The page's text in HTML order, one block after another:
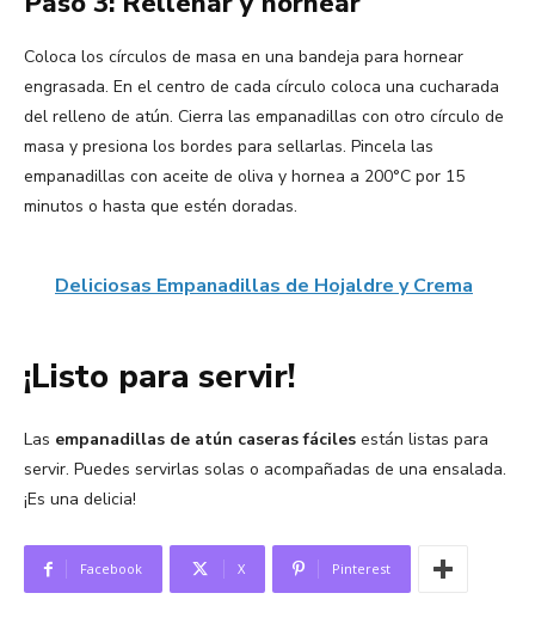
Coloca los círculos de masa en una bandeja para hornear
engrasada. En el centro de cada círculo coloca una cucharada
del relleno de atún. Cierra las empanadillas con otro círculo de
masa y presiona los bordes para sellarlas. Pincela las
empanadillas con aceite de oliva y hornea a 200°C por 15
minutos o hasta que estén doradas.
Deliciosas Empanadillas de Hojaldre y Crema
¡Listo para servir!
Las empanadillas de atún caseras fáciles están listas para
servir. Puedes servirlas solas o acompañadas de una ensalada.
¡Es una delicia!
Facebook X Pinterest